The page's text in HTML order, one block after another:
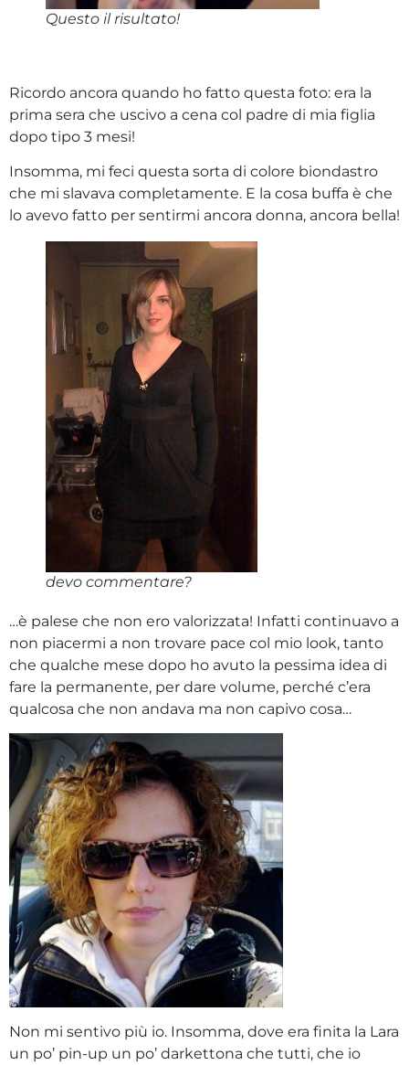
Questo il risultato!
Ricordo ancora quando ho fatto questa foto: era la
prima sera che uscivo a cena col padre di mia figlia
dopo tipo 3 mesi!
Insomma, mi feci questa sorta di colore biondastro
che mi slavava completamente. E la cosa buffa è che
lo avevo fatto per sentirmi ancora donna, ancora bella!
devo commentare?
…è palese che non ero valorizzata! Infatti continuavo a
non piacermi a non trovare pace col mio look, tanto
che qualche mese dopo ho avuto la pessima idea di
fare la permanente, per dare volume, perché c’era
qualcosa che non andava ma non capivo cosa…
Non mi sentivo più io. Insomma, dove era finita la Lara
un po’ pin-up un po’ darkettona che tutti, che io